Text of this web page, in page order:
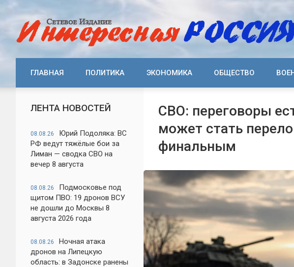
ГЛАВНАЯ ПОЛИТИКА ЭКОНОМИКА ОБЩЕСТВО
ЛЕНТА НОВОСТЕЙ
08.08.26
Юрий Подоляка: ВС
РФ ведут тяжёлые бои за
Лиман — сводка СВО на
вечер 8 августа
08.08.26
Подмосковье под
щитом ПВО: 19 дронов ВСУ
не дошли до Москвы 8
августа 2026 года
08.08.26
Ночная атака
дронов на Липецкую
область: в Задонске ранены
СВО: переговоры
может стать
финальным